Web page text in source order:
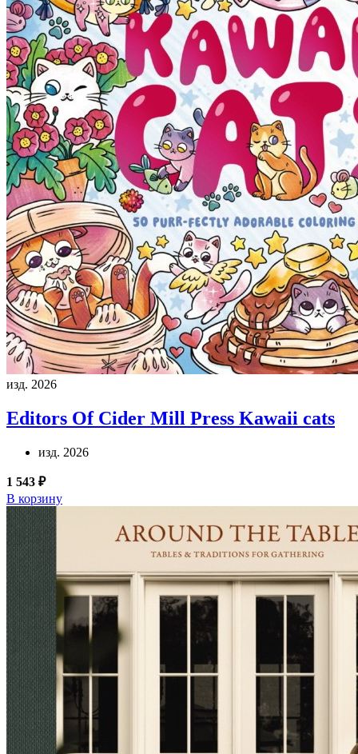
изд. 2026
Editors Of Cider Mill Press Kawaii cats
изд. 2026
1 543 ₽
В корзину